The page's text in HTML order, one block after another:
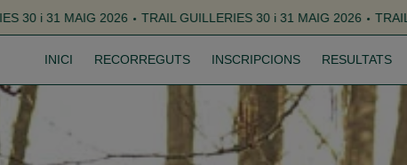
30 i 31 MAIG 2026 TRAIL GUILLERIES 30 i 31 MAIG 2026
INICI RECORREGUTS INSCRIPCIONS RESULTATS